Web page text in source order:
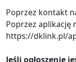
Poprzez kontakt
Poprzez aplikację
https://dklink.pl/
Jeśli ogłoszenie